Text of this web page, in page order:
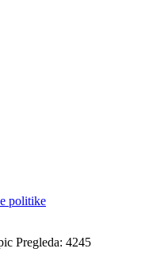
politike
Pregleda: 4245